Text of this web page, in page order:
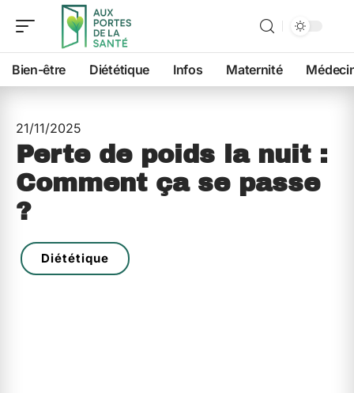
Bien-être Diététique Infos Maternité
21/11/2025
Perte de poids la nuit :
Comment ça se passe
?
Diététique